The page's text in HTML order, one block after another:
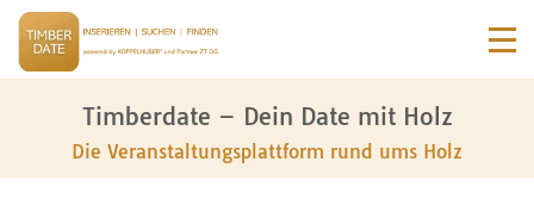
Timberdate – Dein Date mit Holz
Die Veranstaltungsplattform rund ums Holz